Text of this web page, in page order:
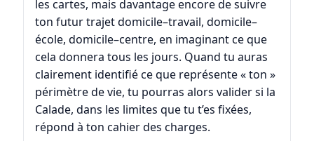
les cartes, mais davantage encore de suivre
ton futur trajet domicile–travail, domicile–
école, domicile–centre, en imaginant ce que
cela donnera tous les jours. Quand tu auras
clairement identifié ce que représente « ton »
périmètre de vie, tu pourras alors valider si la
Calade, dans les limites que tu t’es fixées,
répond à ton cahier des charges.